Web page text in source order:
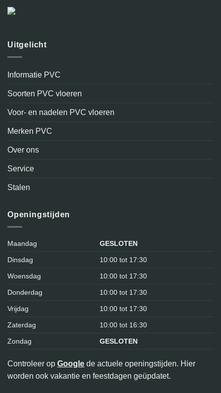
Uitgelicht
Informatie PVC
Soorten PVC vloeren
Voor- en nadelen PVC vloeren
Merken PVC
Over ons
Service
Stalen
Openingstijden
Maandag GESLOTEN
Dinsdag 10:00 tot 17:30
Woensdag 10:00 tot 17:30
Donderdag 10:00 tot 17:30
Vrijdag 10:00 tot 17:30
Zaterdag 10:00 tot 16:30
Zondag GESLOTEN
Controleer op Google de actuele openingstijden. Hier
worden ook vakantie en feestdagen geüpdatet.